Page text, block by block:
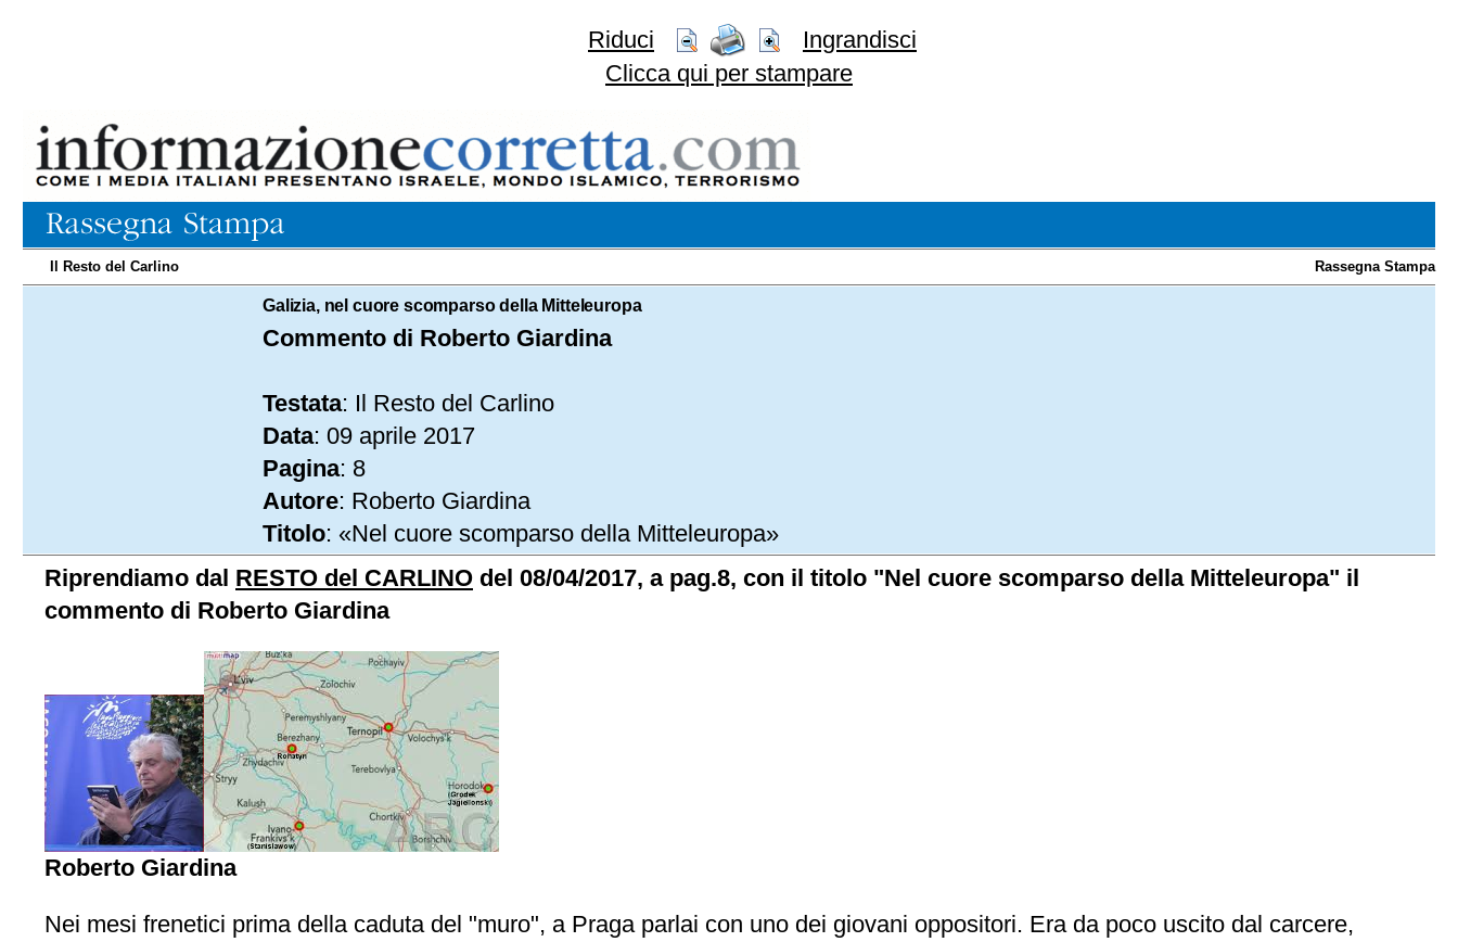
Riduci
Ingrandisci
Clicca qui per stampare
Il Resto del Carlino Rassegna Stampa
Galizia, nel cuore scomparso della Mitteleuropa
Commento di Roberto Giardina
Testata: Il Resto del Carlino
Data: 09 aprile 2017
Pagina: 8
Autore: Roberto Giardina
Titolo: «Nel cuore scomparso della Mitteleuropa»
Riprendiamo dal RESTO del CARLINO del 08/04/2017, a pag.8, con il titolo "Nel cuore scomparso della Mitteleuropa" il
commento di Roberto Giardina
Roberto Giardina
Nei mesi frenetici prima della caduta del "muro", a Praga parlai con uno dei giovani oppositori. Era da poco uscito dal carcere,